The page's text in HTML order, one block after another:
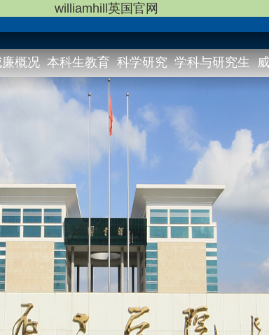
williamhill英国官网
概况本科生教育科学研究学科与研究生